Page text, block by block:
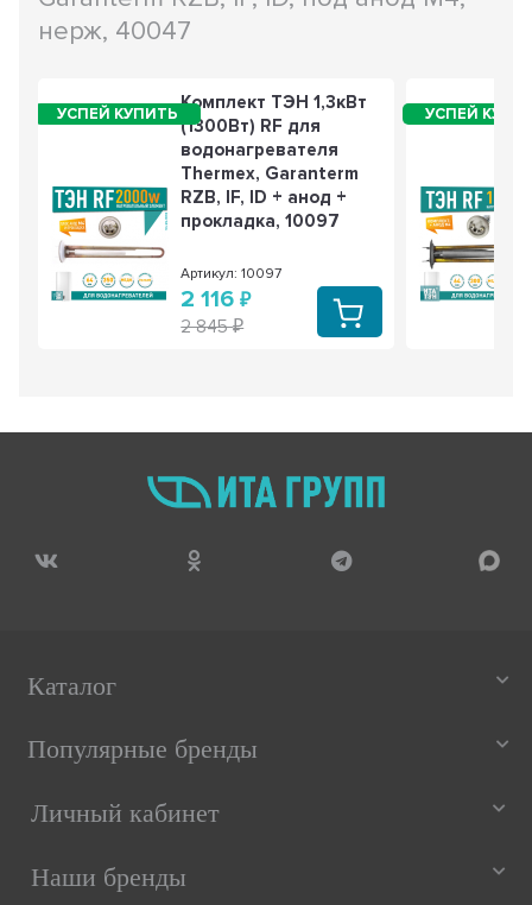
Терморегулятор для водонагревателя
Thermex, Ariston, Electrolux KSD302, 10A 77°С
168 РУБ
3 из 3
нерж, 40047
Комплект ТЭН 1,3кВт
(1300Вт) RF для
водонагревателя
Thermex, Garanterm
RZB, IF, ID + анод +
прокладка, 10097
Артикул: 10097
2 116
2 845
Каталог
Популярные бренды
Личный кабинет
Наши бренды